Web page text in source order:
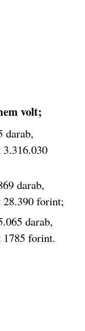
volt;
darab,
3.316.030
darab,
28.390 forint;
darab,
1785 forint.